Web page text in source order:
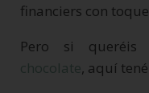
financiers con
Pero si queréis
chocolate, aquí